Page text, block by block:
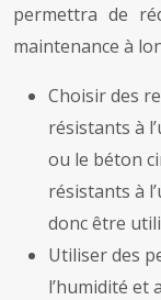
permettra de
maintenance à
Choisir des
résistants à
ou le béton
résistants à
donc être
Utiliser des
l’humidité et